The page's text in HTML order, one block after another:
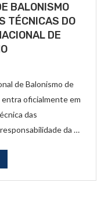
BALONISMO
TÉCNICAS DO
DE
de Balonismo de
entra oficialmente em
das
da …